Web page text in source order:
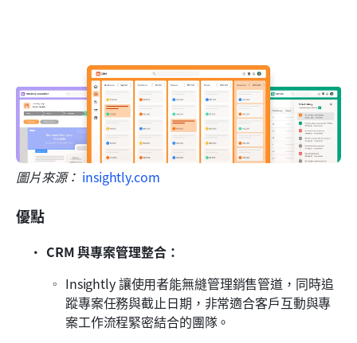
圖片來源： insightly.com
優點
CRM 與專案管理整合：
Insightly 讓使用者能無縫管理銷售管道，同時追
蹤專案任務與截止日期，非常適合客戶互動與專
案工作流程緊密結合的團隊。